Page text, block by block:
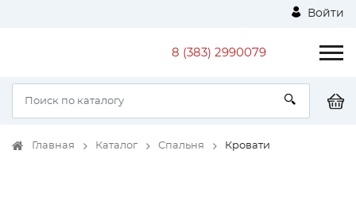
Войти
8 (383) 2990079
Главная Каталог Спальня Кровати